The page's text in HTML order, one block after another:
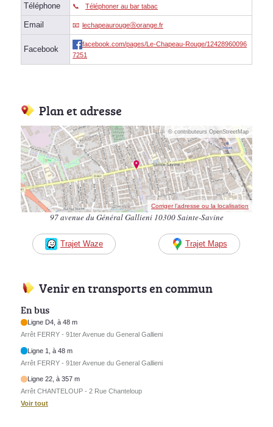
Téléphone Téléphoner au bar tabac
Email lechapeaurougeⓐorange.fr
Facebook
facebook.com/pages/Le-Chapeau-Rouge/12428960096
7251
Plan et adresse
© contributeurs OpenStreetMap
Corriger l’adresse ou la localisation
97 avenue du Général Gallieni 10300 Sainte-Savine
Trajet Waze Trajet Maps
Venir en transports en commun
En bus
Ligne D4, à 48 m
Arrêt FERRY - 91ter Avenue du General Gallieni
Ligne 1, à 48 m
Arrêt FERRY - 91ter Avenue du General Gallieni
Ligne 22, à 357 m
Arrêt CHANTELOUP - 2 Rue Chanteloup
Voir tout